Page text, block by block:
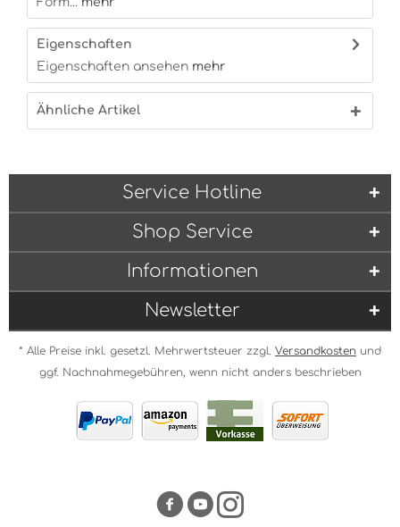
Eigenschaften
Eigenschaften ansehen mehr
Ähnliche Artikel
Service Hotline
Shop Service
Informationen
Newsletter
* Alle Preise inkl. gesetzl. Mehrwertsteuer zzgl. Versandkosten und
ggf. Nachnahmegebühren, wenn nicht anders beschrieben